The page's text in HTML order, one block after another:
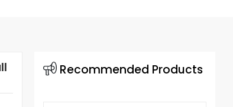
Recommended Products